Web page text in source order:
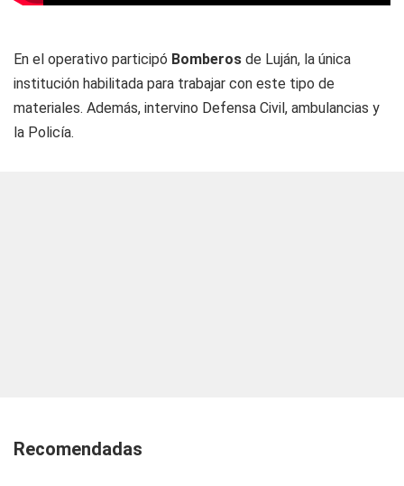
En el operativo participó Bomberos de Luján, la única
institución habilitada para trabajar con este tipo de
materiales. Además, intervino Defensa Civil, ambulancias y
la Policía.
Recomendadas